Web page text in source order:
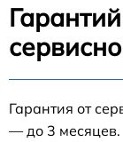
Гарантия от
— до 3 месяцев.